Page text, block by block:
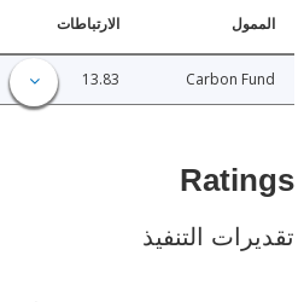
الارتباطات
Carbon
التنفيذ